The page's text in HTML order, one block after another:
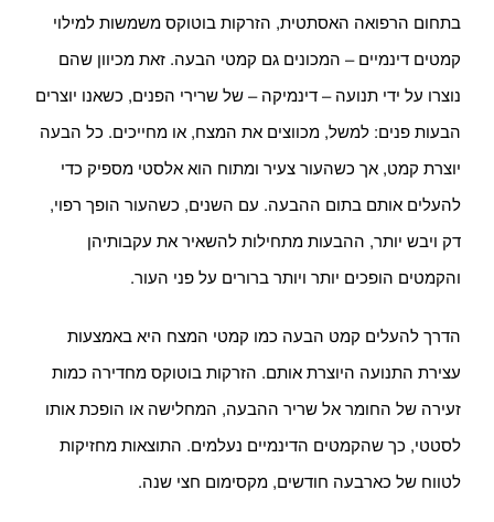
בתחום הרפואה האסתטית, הזרקות בוטוקס משמשות למילוי
קמטים דינמיים – המכונים גם קמטי הבעה. זאת מכיוון שהם
נוצרו על ידי תנועה – דינמיקה – של שרירי הפנים, כשאנו יוצרים
הבעות פנים: למשל, מכווצים את המצח, או מחייכים. כל הבעה
יוצרת קמט, אך כשהעור צעיר ומתוח הוא אלסטי מספיק כדי
להעלים אותם בתום ההבעה. עם השנים, כשהעור הופך רפוי,
דק ויבש יותר, ההבעות מתחילות להשאיר את עקבותיהן
והקמטים הופכים יותר ויותר ברורים על פני העור.
הדרך להעלים קמט הבעה כמו קמטי המצח היא באמצעות
עצירת התנועה היוצרת אותם. הזרקות בוטוקס מחדירה כמות
זעירה של החומר אל שריר ההבעה, המחלישה או הופכת אותו
לסטטי, כך שהקמטים הדינמיים נעלמים. התוצאות מחזיקות
לטווח של כארבעה חודשים, מקסימום חצי שנה.